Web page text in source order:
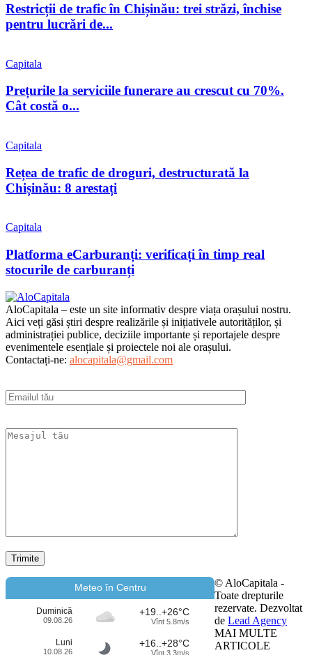
Restricții de trafic în Chișinău: trei străzi, închise
pentru lucrări de...
Capitala
Prețurile la serviciile funerare au crescut cu 70%.
Cât costă o...
Capitala
Rețea de trafic de droguri, destructurată la
Chișinău: 8 arestați
Capitala
Platforma eCarburanți: verificați în timp real
stocurile de carburanți
AloCapitala – este un site informativ despre viața orașului nostru.
Aici veți găsi știri despre realizările și inițiativele autorităților, și
administrației publice, deciziile importante și reportajele despre
evenimentele esențiale și proiectele noi ale orașului.
Contactați-ne: alocapitala@gmail.com
Meteo în Centru
Duminică
09.08.26
+19..+26°C
Vînt 5.8m/s
Luni
10.08.26
+16..+28°C
Vînt 3.3m/s
© AloCapitala -
Toate drepturile
rezervate. Dezvoltat
de Lead Agency
MAI MULTE
ARTICOLE